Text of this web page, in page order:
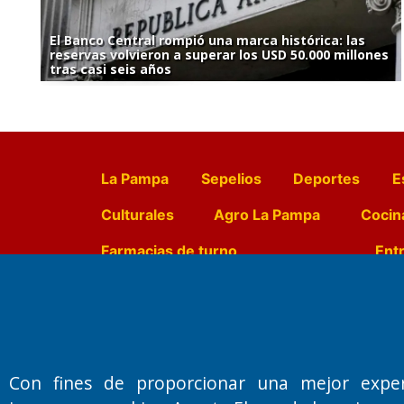
El Banco Central rompió una marca histórica: las
reservas volvieron a superar los USD 50.000 millones
tras casi seis años
La Pampa Sepelios Deportes
Culturales
Agro La Pampa
Farmacias de turno
Primera edición: Domingo 3 de
Miembro de ADIRA,ADEPA y CPPAL
Con fines de proporcionar una mejor